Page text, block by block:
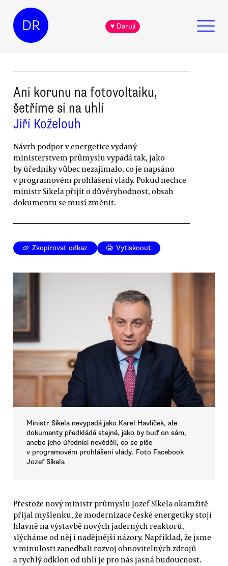
DR ♥ Daruji
Ani korunu na fotovoltaiku,
šetříme si na uhlí
Jiří Koželouh
Návrh podpor v energetice vydaný
ministerstvem průmyslu vypadá tak, jako
by úředníky vůbec nezajímalo, co je napsáno
v programovém prohlášení vlády. Pokud nechce
ministr Síkela přijít o důvěryhodnost, obsah
dokumentu se musí změnit.
Zkopírovat odkaz Vytisknout
Ministr Síkela nevypadá jako Karel Havlíček, ale
dokumenty předkládá stejné, jako by buď on sám,
anebo jeho úředníci nevěděli, co se píše
v programovém prohlášení vlády. Foto Facebook
Jozef Síkela
Přestože nový ministr průmyslu Jozef Síkela okamžitě
přijal myšlenku, že modernizace české energetiky stojí
hlavně na výstavbě nových jaderných reaktorů,
slýcháme od něj i nadějnější názory. Například, že jsme
v minulosti zanedbali rozvoj obnovitelných zdrojů
a rychlý odklon od uhlí je pro nás jasná budoucnost.